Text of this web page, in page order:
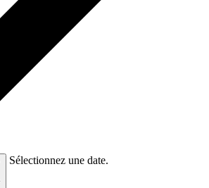
Sélectionnez une date.